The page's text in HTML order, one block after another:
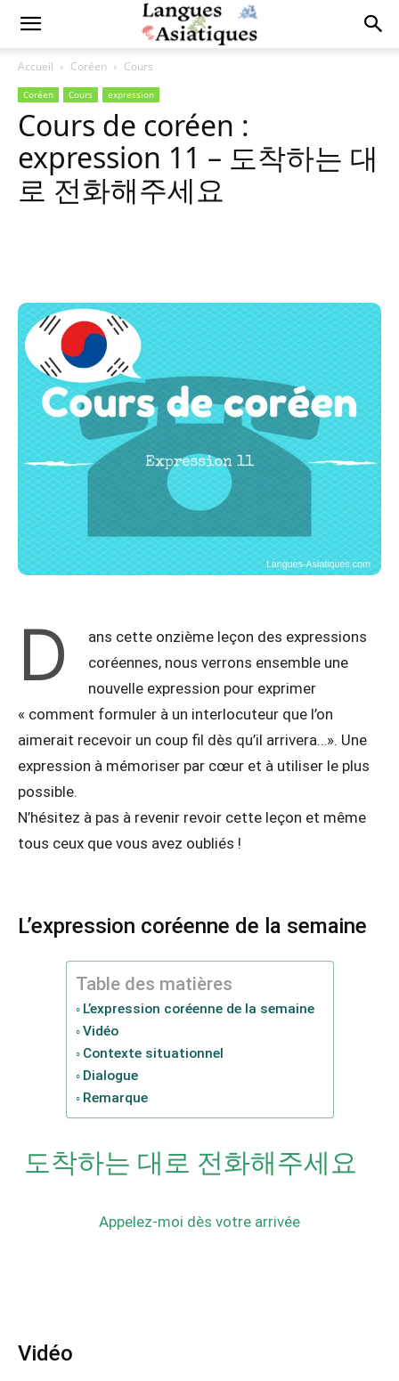
Accueil Coréen Cours
Coréen Cours expression
Cours de coréen :
expression 11 – 도착하는 대
로 전화해주세요
D
ans cette onzième leçon des expressions
coréennes, nous verrons ensemble une
nouvelle expression pour exprimer
« comment formuler à un interlocuteur que l’on
aimerait recevoir un coup fil dès qu’il arrivera…». Une
expression à mémoriser par cœur et à utiliser le plus
possible.
N’hésitez à pas à revenir revoir cette leçon et même
tous ceux que vous avez oubliés !
L’expression coréenne de la semaine
Table des matières
L’expression coréenne de la semaine
Vidéo
Contexte situationnel
Dialogue
Remarque
도착하는 대로 전화해주세요
Appelez-moi dès votre arrivée
Vidéo